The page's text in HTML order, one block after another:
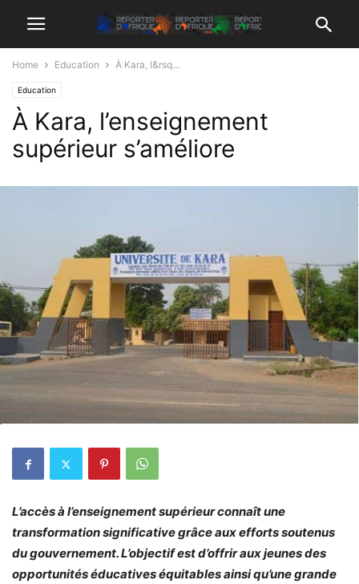
Home Education À Kara, l&rsq...
Education
À Kara, l’enseignement
supérieur s’améliore
L’accès à l’enseignement supérieur connaît une
transformation significative grâce aux efforts soutenus
du gouvernement. L’objectif est d’offrir aux jeunes des
opportunités éducatives équitables ainsi qu’une grande